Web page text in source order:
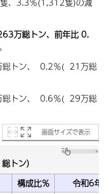
万総トン、前年比 0.
トン、 0.2％( 21万総
ン、 0.6％( 29万総
画面サイズで表示
トン）
構成比％
令和6年